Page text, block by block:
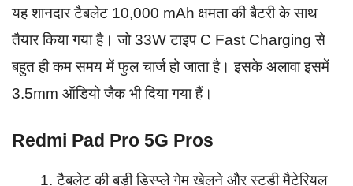
यह शानदार टैबलेट 10,000 mAh क्षमता की बैटरी के साथ
तैयार किया गया है। जो 33W टाइप C Fast Charging से
बहुत ही कम समय में फुल चार्ज हो जाता है। इसके अलावा इसमें
3.5mm ऑडियो जैक भी दिया गया हैं।
Redmi Pad Pro 5G Pros
टैबलेट की बड़ी डिस्प्ले गेम खेलने और स्टडी मैटेरियल